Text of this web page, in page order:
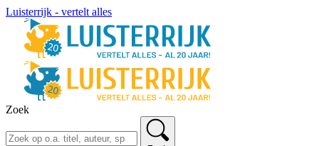
Luisterrijk - vertelt alles
Zoek